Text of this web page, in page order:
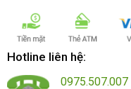
Hotline liên hệ:
0975.507.007